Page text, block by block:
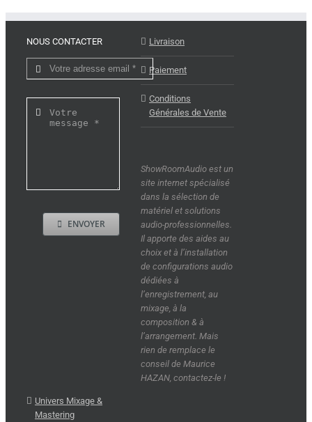
NOUS CONTACTER
ENVOYER
Livraison
Paiement
Conditions
Générales de Vente
ShowRoomAudio est un
site internet spécialisé
dans la sélection de
matériel et solutions
audio-professionnelles.
Il apporte des aides au
choix et à l’installation
de configurations audio
dédiées à
l’enregistrement, au
mixage, à la
composition & à
l’arrangement. Mais
rien de remplace le
conseil de Maurice
HAZAN, contactez-le !
Univers Mixage &
Mastering